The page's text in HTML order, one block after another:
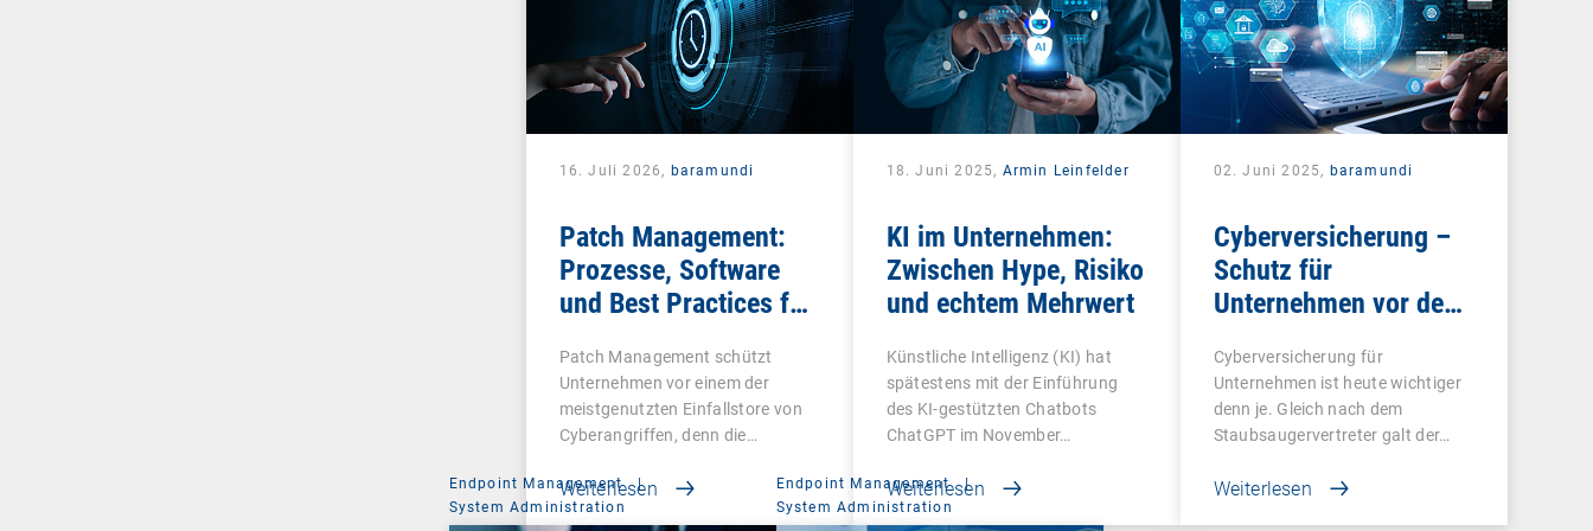
16. Juli 2026, baramundi
Patch Management:
Prozesse, Software
und Best Practices für
Patch Management schützt
Unternehmen vor einem der
meistgenutzten Einfallstore von
Cyberangriffen, denn die…
Weiterlesen
18. Juni 2025, Armin Leinfelder
KI im Unternehmen:
Zwischen Hype, Risiko
und echtem Mehrwert
Künstliche Intelligenz (KI) hat
spätestens mit der Einführung
des KI-gestützten Chatbots
ChatGPT im November…
Weiterlesen
02. Juni 2025, baramundi
Cyberversicherung –
Schutz für
Unternehmen vor dem
Cyberversicherung für
Unternehmen ist heute wichtiger
denn je. Gleich nach dem
Staubsaugervertreter galt der…
Weiterlesen
Endpoint Management
|
System Administration
Endpoint Management
|
System Administration